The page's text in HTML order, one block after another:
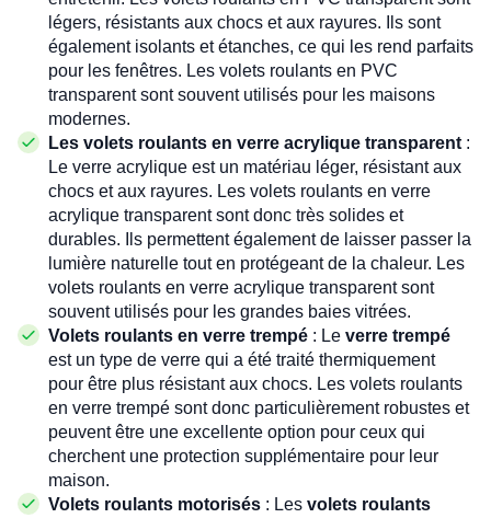
légers, résistants aux chocs et aux rayures. Ils sont
également isolants et étanches, ce qui les rend parfaits
pour les fenêtres. Les volets roulants en PVC
transparent sont souvent utilisés pour les maisons
modernes.
Les volets roulants en verre acrylique transparent :
Le verre acrylique est un matériau léger, résistant aux
chocs et aux rayures. Les volets roulants en verre
acrylique transparent sont donc très solides et
durables. Ils permettent également de laisser passer la
lumière naturelle tout en protégeant de la chaleur. Les
volets roulants en verre acrylique transparent sont
souvent utilisés pour les grandes baies vitrées.
Volets roulants en verre trempé : Le verre trempé
est un type de verre qui a été traité thermiquement
pour être plus résistant aux chocs. Les volets roulants
en verre trempé sont donc particulièrement robustes et
peuvent être une excellente option pour ceux qui
cherchent une protection supplémentaire pour leur
maison.
Volets roulants motorisés : Les volets roulants